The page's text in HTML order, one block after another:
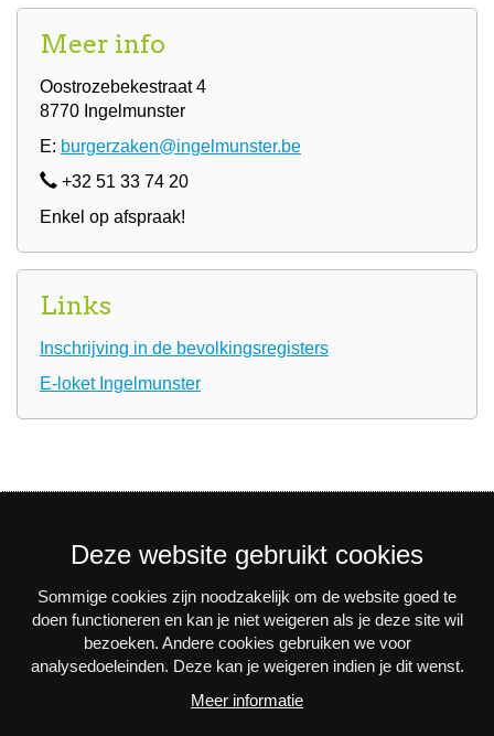
Meer info
Oostrozebekestraat 4
8770 Ingelmunster
E: burgerzaken@ingelmunster.be
+32 51 33 74 20
Enkel op afspraak!
Links
Inschrijving in de bevolkingsregisters
E-loket Ingelmunster
Nieuwsbrief
Via e-mail op de hoogte blijven van alle nieuws en
activiteiten? Schrijf je in voor onze interessante
nieuwsbrieven!
Deze website gebruikt cookies
Sommige cookies zijn noodzakelijk om de website goed te
doen functioneren en kan je niet weigeren als je deze site wil
bezoeken. Andere cookies gebruiken we voor
analysedoeleinden. Deze kan je weigeren indien je dit wenst.
Meer informatie